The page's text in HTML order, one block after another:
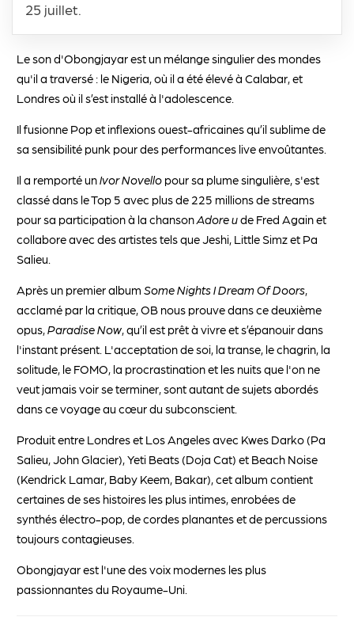
25 juillet.
Le son d'Obongjayar est un mélange singulier des mondes
qu'il a traversé : le Nigeria, où il a été élevé à Calabar, et
Londres où il s’est installé à l'adolescence.
Il fusionne Pop et inflexions ouest-africaines qu’il sublime de
sa sensibilité punk pour des performances live envoûtantes.
Il a remporté unIvor Novello pour sa plume singulière, s'est
classé dans le Top 5 avec plus de 225 millions de streams
pour sa participation à la chansonAdore ude Fred Again et
collabore avec des artistes tels que Jeshi, Little Simz et Pa
Salieu.
Après un premier album Some Nights I Dream Of Doors,
acclamé par la critique, OB nous prouve dans ce deuxième
opus,Paradise Now, qu’il est prêt à vivre et s’épanouir dans
l'instant présent. L'acceptation de soi, la transe, le chagrin, la
solitude, le FOMO, la procrastination et les nuits que l'on ne
veut jamais voir se terminer, sont autant de sujets abordés
dans ce voyage au cœur du subconscient.
Produit entre Londres et Los Angeles avec Kwes Darko (Pa
Salieu, John Glacier), Yeti Beats (Doja Cat) et Beach Noise
(Kendrick Lamar, Baby Keem, Bakar), cet album contient
certaines de ses histoires les plus intimes, enrobées de
synthés électro-pop, de cordes planantes et de percussions
toujours contagieuses.
Obongjayar est l'une des voix modernes les plus
passionnantes du Royaume-Uni.